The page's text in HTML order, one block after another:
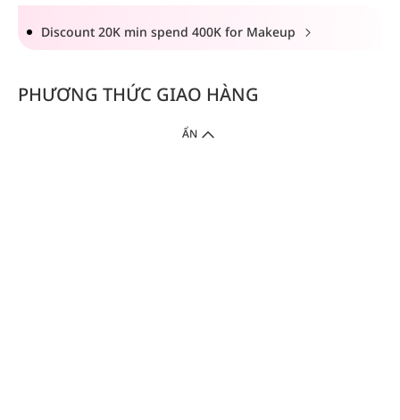
Discount 20K min spend 400K for Makeup
PHƯƠNG THỨC GIAO HÀNG
ẨN